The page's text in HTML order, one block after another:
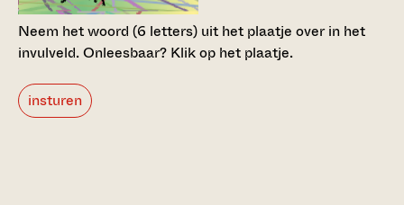
Neem het woord (6 letters) uit het plaatje over in het
invulveld.Onleesbaar? Klik op het plaatje.
insturen